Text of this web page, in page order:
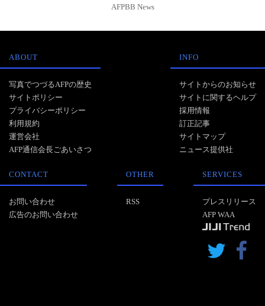
AFPBB News
ABOUT
写真でつづるAFPの歴史
サイトポリシー
プライバシーポリシー
利用規約
運営会社
AFP通信会長ごあいさつ
INFO
サイトからのお知らせ
サイトに関するヘルプ
採用情報
訂正記事
サイトマップ
ニュース提供社
CONTACT
お問い合わせ
広告のお問い合わせ
OTHER
RSS
SERVICES
プレスリリース
AFP WAA